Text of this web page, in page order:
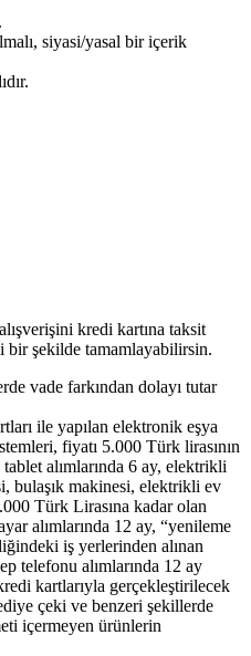
siyasi/yasal bir içerik
kredi kartına taksit
bir şekilde tamamlayabilirsin.
vade farkından dolayı tutar
ile yapılan elektronik eşya
fiyatı 5.000 Türk lirasının
alımlarında 6 ay, elektrikli
bulaşık makinesi, elektrikli ev
Türk Lirasına kadar olan
alımlarında 12 ay, “yenileme
iş yerlerinden alınan
telefonu alımlarında 12 ay
kartlarıyla gerçekleştirilecek
çeki ve benzeri şekillerde
içermeyen ürünlerin